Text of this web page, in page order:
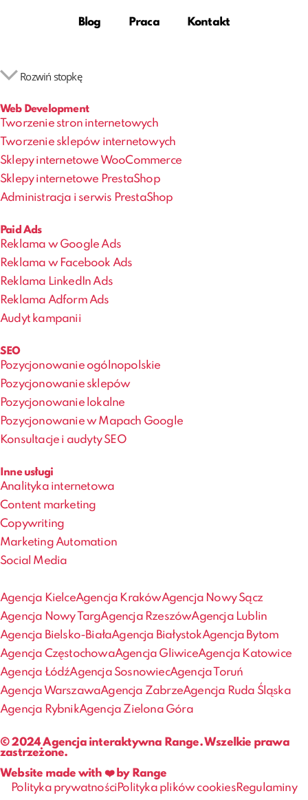
Blog Praca Kontakt
Rozwiń stopkę
Web Development
Tworzenie stron internetowych
Tworzenie sklepów internetowych
Sklepy internetowe WooCommerce
Sklepy internetowe PrestaShop
Administracja i serwis PrestaShop
Paid Ads
Reklama w Google Ads
Reklama w Facebook Ads
Reklama LinkedIn Ads
Reklama Adform Ads
Audyt kampanii
SEO
Pozycjonowanie ogólnopolskie
Pozycjonowanie sklepów
Pozycjonowanie lokalne
Pozycjonowanie w Mapach Google
Konsultacje i audyty SEO
Inne usługi
Analityka internetowa
Content marketing
Copywriting
Marketing Automation
Social Media
Agencja KielceAgencja KrakówAgencja Nowy Sącz
Agencja Nowy TargAgencja RzeszówAgencja Lublin
Agencja Bielsko-BiałaAgencja BiałystokAgencja Bytom
Agencja CzęstochowaAgencja GliwiceAgencja Katowice
Agencja ŁódźAgencja SosnowiecAgencja Toruń
Agencja WarszawaAgencja ZabrzeAgencja Ruda Śląska
Agencja RybnikAgencja Zielona Góra
© 2024 Agencja interaktywna Range. Wszelkie prawa
zastrzeżone.
Website made with ❤️ by Range
Polityka prywatności Polityka plików cookiesRegulaminy